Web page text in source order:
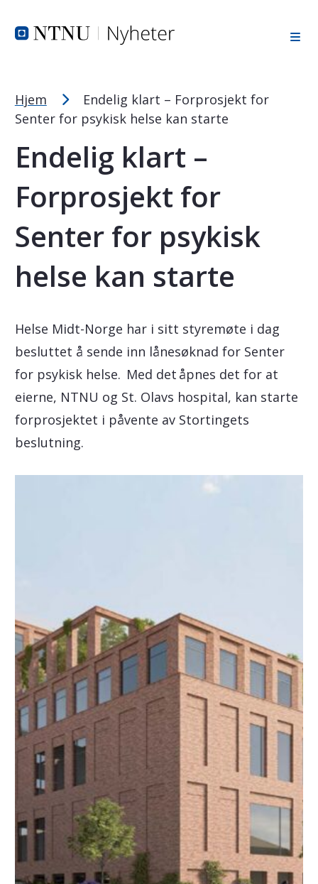
PC: Press ned CTRL og klikk på + (pluss) for å forstørre
Hjem
Endelig klart – Forprosjekt for
Senter for psykisk helse kan starte
Endelig klart –
Forprosjekt for
Senter for psykisk
helse kan starte
Helse Midt-Norge har i sitt styremøte i dag
besluttet å sende inn lånesøknad for Senter
for psykisk helse. Med det åpnes det for at
eierne, NTNU og St. Olavs hospital, kan starte
forprosjektet i påvente av Stortingets
beslutning.